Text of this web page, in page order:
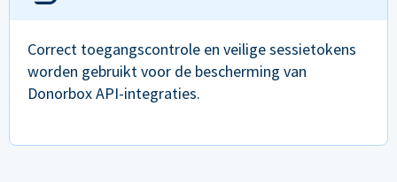
Correct toegangscontrole en veilige sessietokens
worden gebruikt voor de bescherming van
Donorbox API-integraties.